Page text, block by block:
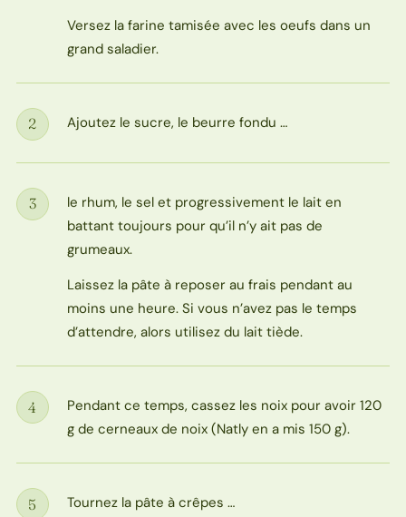
Versez la farine tamisée avec les oeufs dans un
grand saladier.
Étape
2 Ajoutez le sucre, le beurre fondu …
Étape
3
le rhum, le sel et progressivement le lait en
battant toujours pour qu’il n’y ait pas de
grumeaux.
Laissez la pâte à reposer au frais pendant au
moins une heure. Si vous n’avez pas le temps
d’attendre, alors utilisez du lait tiède.
Étape
4
Pendant ce temps, cassez les noix pour avoir 120
g de cerneaux de noix (Natly en a mis 150 g).
5 Tournez la pâte à crêpes …